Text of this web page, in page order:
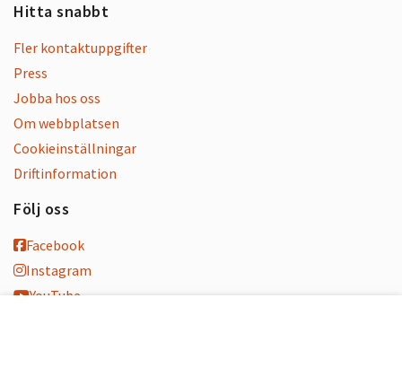
Hitta snabbt
Fler kontaktuppgifter
Press
Jobba hos oss
Om webbplatsen
Cookieinställningar
Driftinformation
Följ oss
Facebook
Instagram
YouTube